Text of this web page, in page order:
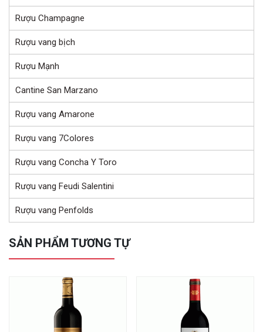
Rượu Champagne
Rượu vang bịch
Rượu Mạnh
Cantine San Marzano
Rượu vang Amarone
Rượu vang 7Colores
Rượu vang Concha Y Toro
Rượu vang Feudi Salentini
Rượu vang Penfolds
SẢN PHẨM TƯƠNG TỰ